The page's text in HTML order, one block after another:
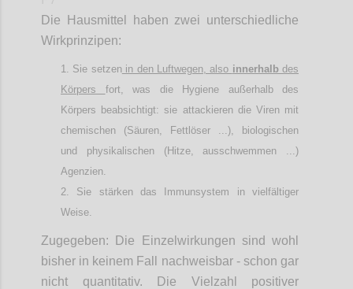
Die Hausmittel haben zwei unterschiedliche
Wirkprinzipen:
Sie setzenin den Luftwegen, also innerhalb des
Körpers fort, was die Hygiene außerhalb des
Körpers beabsichtigt: sie attackieren die Viren mit
chemischen (Säuren, Fettlöser ...), biologischen
und physikalischen (Hitze, ausschwemmen ...)
Agenzien.
Sie stärken das Immunsystem in vielfältiger
Weise.
Zugegeben: Die Einzelwirkungen sind wohl
bisher in keinem Fall nachweisbar - schon gar
nicht quantitativ. Die Vielzahl positiver